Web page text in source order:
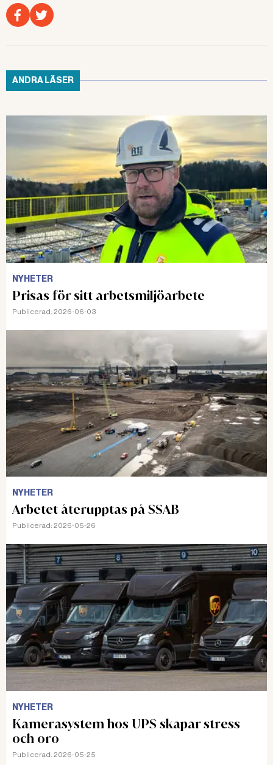
ANDRA LÄSER
NYHETER
Prisas för sitt arbetsmiljöarbete
Publicerad: 2026-06-03
NYHETER
Arbetet återupptas på SSAB
Publicerad: 2026-05-26
NYHETER
Kamerasystem hos UPS skapar stress
och oro
Publicerad: 2026-05-25